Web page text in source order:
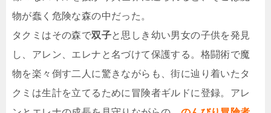
物が蠢く危険な森の中だった。
タクミはその森で双子と思しき幼い男女の子供を発見
し、アレン、エレナと名づけて保護する。格闘術で魔
物を楽々倒す二人に驚きながらも、街に辿り着いたタ
クミは生計を立てるために冒険者ギルドに登録。アレ